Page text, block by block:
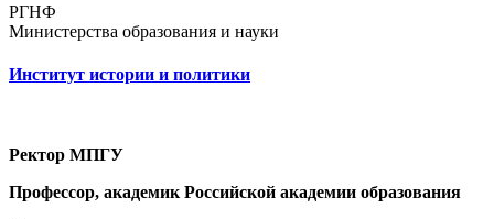
РГНФ
Министерства образования и науки
Институт истории и политики
Ректор МПГУ
Профессор, академик Российской академии образования